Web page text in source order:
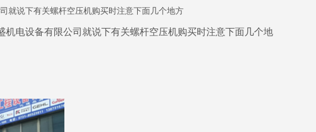
就说下有关螺杆空压机购买时注意下面几个地方
电设备有限公司就说下有关螺杆空压机购买时注意下面几个地